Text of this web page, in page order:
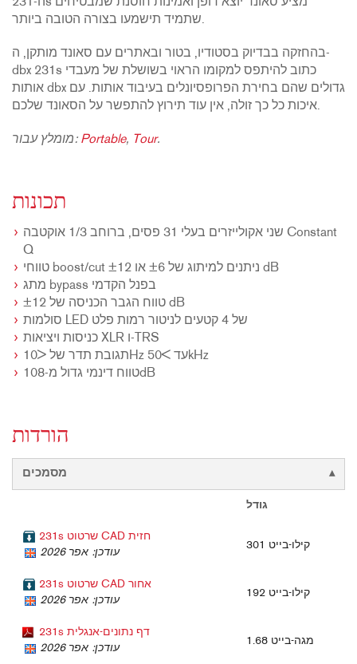
שתמיד תישמעו בצורה הטובה ביותר.
בהחזקה בבדיוק בסטודיו, בטור ובאתרים עם סאונד מותקן, ה-
dbx 231s כתוב להיתפס למקומו הראוי בשושלת של מעבדי
אותות dbx גדולים שהם בחירת הפרופסיונלים בעיבוד אותות. עם
איכות כל כך זולה, אין עוד תירוץ להתפשר על הסאונד שלכם.
מומלץ עבור: Portable, Tour.
תכונות
שני אקולייזרים בעלי 31 פסים, ברוחב 1/3 אוקטבה Constant
Q
טווחי boost/cut ניתנים למיתוג של ±6 או ±12 dB
מתג bypass בפנל הקדמי
טווח הגבר הכניסה של ±12 dB
סולמות LED של 4 קטעים לניטור רמות פלט
כניסות ויציאות XLR ו-TRS
תגובת תדר של <10Hz עד >50kHz
טווח דינמי גדול מ-108dB
הורדות
מסמכים
גודל
231s שרטוט CAD חזית
עודכן: אפר 2026
301 קילו-בייט
231s שרטוט CAD אחור
עודכן: אפר 2026
192 קילו-בייט
231s דף נתונים-אנגלית
עודכן: אפר 2026
1.68 מגה-בייט